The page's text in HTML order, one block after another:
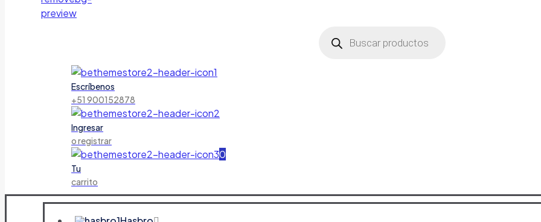
productos
Escríbenos
+51 900152878
Ingresar
o registrar
0
Tu
carrito